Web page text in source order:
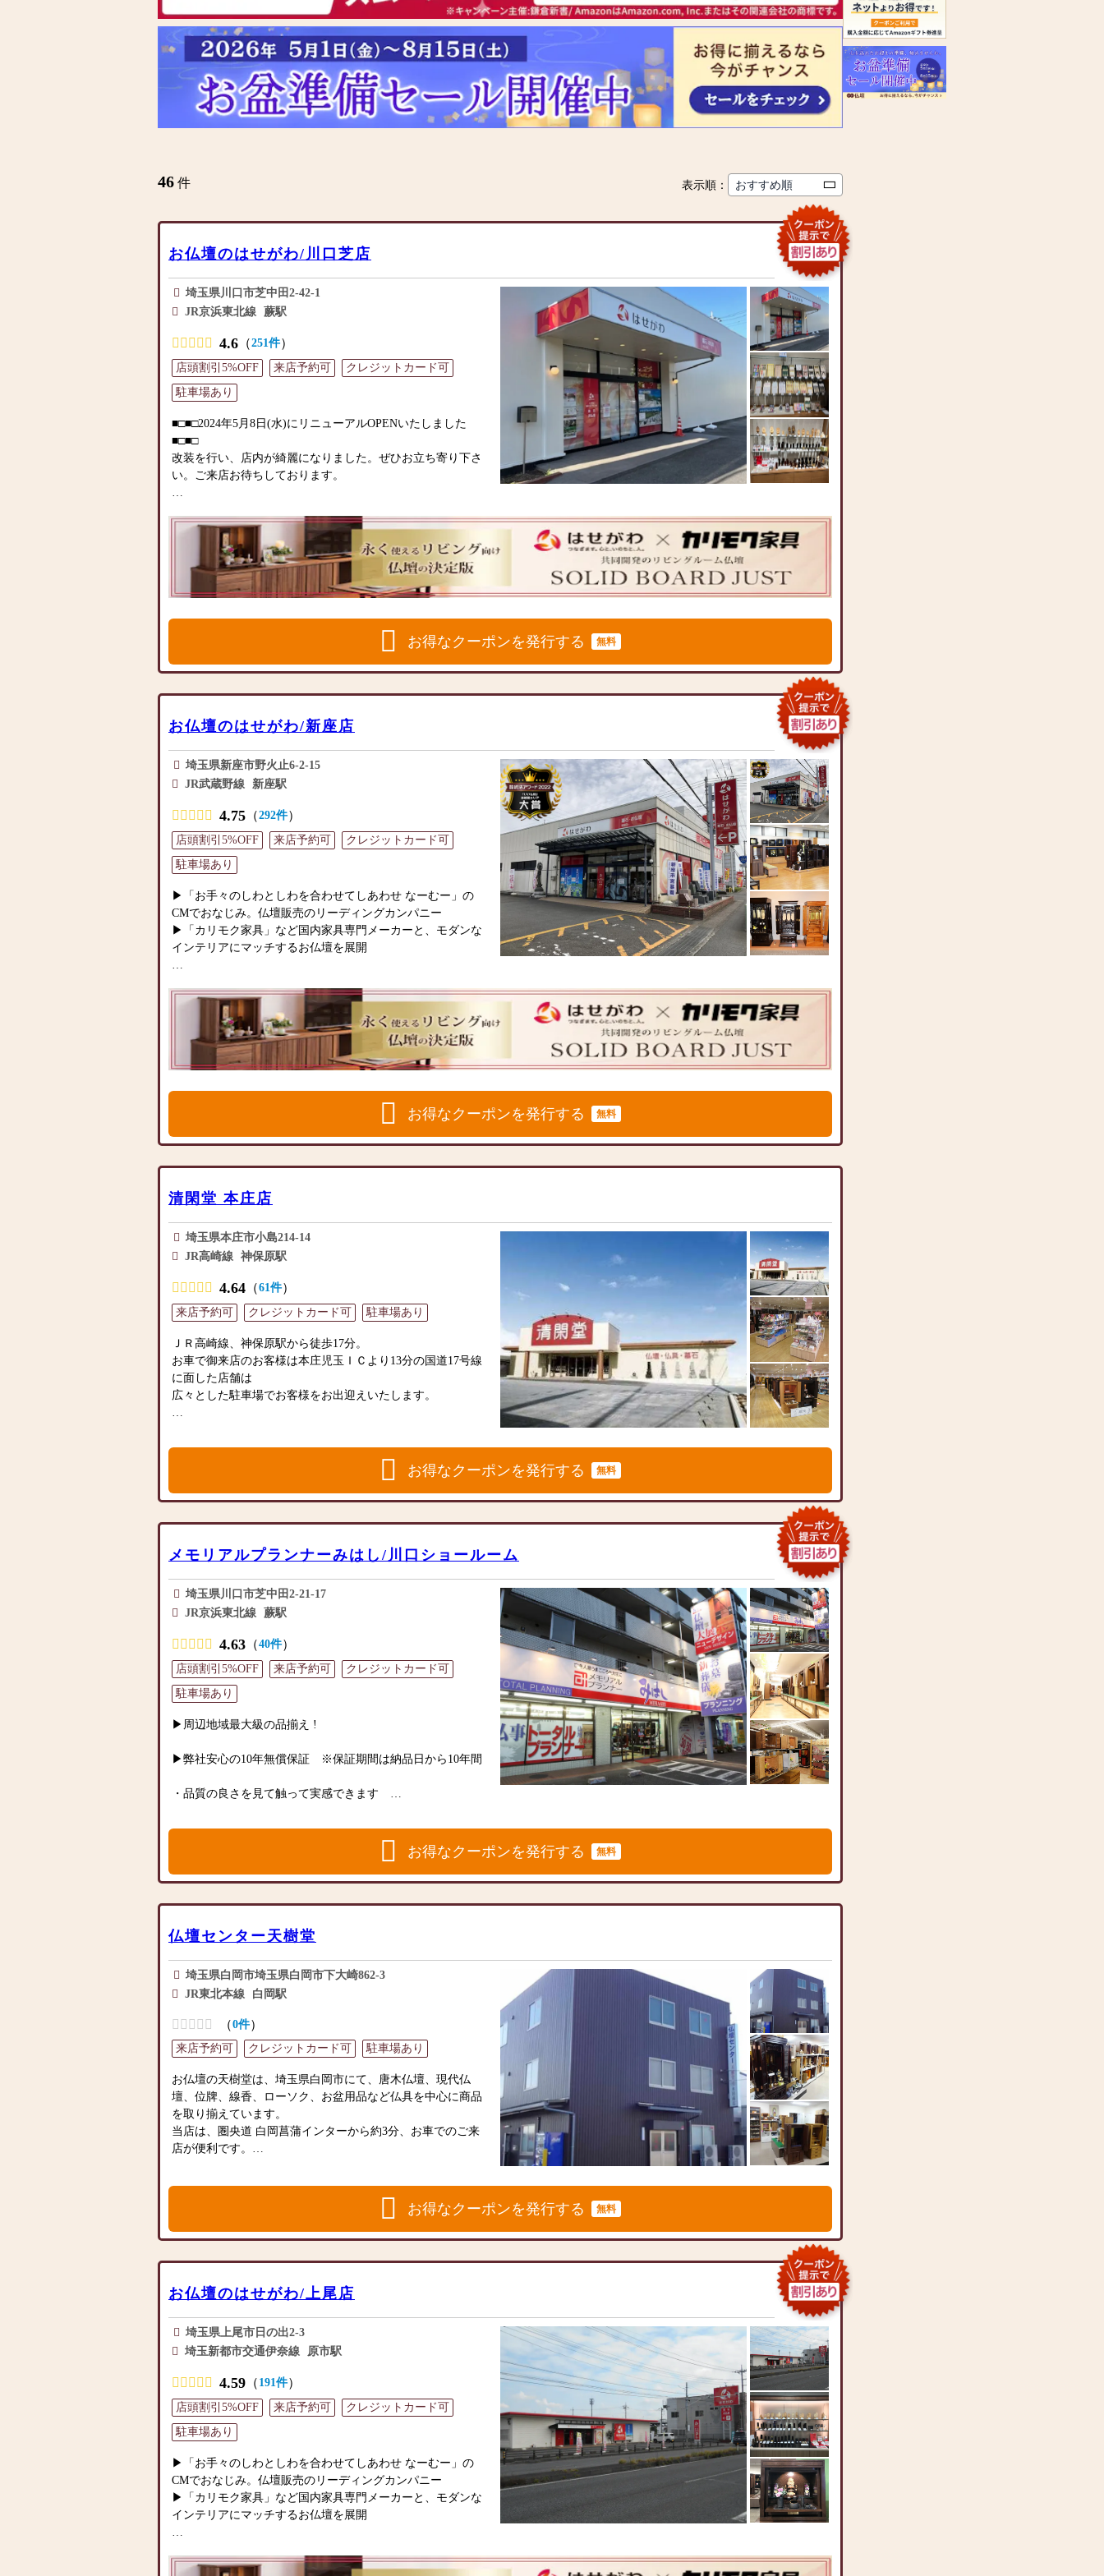
46 件 表示順：
お仏壇のはせがわ/川口芝店
埼玉県川口市芝中田2-42-1
JR京浜東北線
蕨駅
4.6 （251件）
店頭割引5%OFF 来店予約可
クレジットカード可
駐車場あり
■□■□2024年5月8日(水)にリニューアルOPENいたしました
■□■□
改装を行い、店内が綺麗になりました。ぜひお立ち寄り下さ
い。ご来店お待ちしております。
CMでおなじみ。仏壇販売のリーディングカンパニー
▶「カリモク家具」など国内家具専門メーカーと、モダンな
インテリアにマッチするお仏壇を展開
◆◆ お陰様で創業94年 ◆◆
業以来、親切・丁寧な説明と対応を心がけ、年間約25,000基
のお仏壇、約3,000基のお墓を納めています。「お仏壇のはせ
がわ」では、さまざまな供養（対話の場づくり）の形をご提
て、迷うことや、お困りのことなどございましたら、ぜひ、
お気軽にご相談ください。店内にはお仏壇・お仏具・お位
牌・お線香・お念珠等、豊富にご用意しております。1,000種
類以上の組み合わせの中からお客様に合ったお仏壇・お仏具
をご提案いたします。
お仏壇のはせがわは、日本を代表する家具メーカー「カリモ
ク家具」との協同開発で、現代の住宅にあったモダンなお仏
壇を作っています。他にも国内の家具専門メーカーと作り上
げたお仏壇コレクションがあり、祈る人と偲ぶ人をつなぐ新
しいカタチを提案します。
≪はせがわ店舗サービスのご案内≫
●仏壇・仏具・お墓・相続・遺品整理のご相談
●ご来店予約(ページ内の「来店予約ボタン」からお申込くだ
●お電話(ご相談や商品のご注文を承ります。お電話時に「い
い仏壇を見た」とお伝えください)
●訪問(はせがわの専門スタッフがご相談や商品ご購入のお手
続きを致します)
「仏壇や仏具をお探しでしたら、ぜひお仏壇のはせがわにお
越しください。当店は幅広い品揃えとリーズナブルな価格で
仏壇には様々な種類がございます。伝統的な木製の仏壇やモ
ダンなデザインの仏壇、またコンパクトなサイズの仏壇な
素材や彫刻、仏像の種類も豊富にご用意しておりますので、
さらに、仏具も充実しております。位牌や線香、ろうそくや
花立てなど、お仏壇のセットや個別のアイテムも豊富に揃え
ただけます。
当店の魅力は、品質と価格のバランスです。品質に妥協せ
ず、お求めやすい価格を実現しています。お客様に長くご利
用いただけるような耐久性のある商品を取り扱っております
ので、安心してお買い物をお楽しみいただけます。
また、スタッフ一同、お客様のご要望に丁寧にお応えいたし
ます。お仏壇や仏具に関するご質問やご相談にも親身にお答
お手伝いさせていただきます。ぜひ一度、当店にお越しくだ
さい。心地よい空間で、お仏壇や仏具をご覧いただけます。
スタッフ一同、心よりお待ちしております。」
お得なクーポンを発行する 無料
お仏壇のはせがわ/新座店
埼玉県新座市野火止6-2-15
JR武蔵野線
新座駅
4.75 （292件）
店頭割引5%OFF 来店予約可
クレジットカード可
駐車場あり
▶「お手々のしわとしわを合わせてしあわせ なーむー」の
CMでおなじみ。仏壇販売のリーディングカンパニー
▶「カリモク家具」など国内家具専門メーカーと、モダンな
インテリアにマッチするお仏壇を展開
国内130店舗以上のスケールメリットと東証上場の信頼。創
業以来、親切・丁寧な説明と対応を心がけ、年間約25,000基
のお仏壇、約3,000基のお墓を納めています。「お仏壇のはせ
がわ」では、さまざまな供養（対話の場づくり）の形をご提
案しております。ご自身、ご家族にあった供養の形につい
お気軽にご相談ください。店内にはお仏壇・お仏具・お位
牌・お線香・お念珠等、豊富にご用意しております。1,000種
類以上の組み合わせの中からお客様に合ったお仏壇・お仏具
≪「カリモク家具」との協同開発≫
お仏壇のはせがわは、日本を代表する家具メーカー「カリモ
ク家具」との協同開発で、現代の住宅にあったモダンなお仏
壇を作っています。他にも国内の家具専門メーカーと作り上
げたお仏壇コレクションがあり、祈る人と偲ぶ人をつなぐ新
≪はせがわ店舗サービスのご案内≫
●ご来店予約(ページ内の「来店予約ボタン」からお申込くだ
さい)
●お電話(ご相談や商品のご注文を承ります。お電話時に「い
い仏壇を見た」とお伝えください)
●訪問(はせがわの専門スタッフがご相談や商品ご購入のお手
「仏壇や仏具をお探しでしたら、ぜひお仏壇のはせがわにお
越しください。当店は幅広い品揃えとリーズナブルな価格で
ダンなデザインの仏壇、またコンパクトなサイズの仏壇な
素材や彫刻、仏像の種類も豊富にご用意しておりますので、
心からご供養いただける仏壇を見つけていただけます。
さらに、仏具も充実しております。位牌や線香、ろうそくや
花立てなど、お仏壇のセットや個別のアイテムも豊富に揃え
ております。お好みやご自宅のお仏壇に合わせて、お求めい
ただけます。
当店の魅力は、品質と価格のバランスです。品質に妥協せ
ず、お求めやすい価格を実現しています。お客様に長くご利
用いただけるような耐久性のある商品を取り扱っております
また、スタッフ一同、お客様のご要望に丁寧にお応えいたし
えし、最適なアドバイスをいたします。お客様のご満足度を
お仏壇のはせがわでは、お客様の大切なご供養に寄り添い、
お手伝いさせていただきます。ぜひ一度、当店にお越しくだ
さい。心地よい空間で、お仏壇や仏具をご覧いただけます。
スタッフ一同、心よりお待ちしております。」
お得なクーポンを発行する 無料
清閑堂 本庄店
埼玉県本庄市小島214-14
JR高崎線
神保原駅
4.64 （61件）
来店予約可 クレジットカード可 駐車場あり
ＪＲ高崎線、神保原駅から徒歩17分。
お車で御来店のお客様は本庄児玉ＩＣより13分の国道17号線
に面した店舗は
広々とした駐車場でお客様をお出迎えいたします。
ゆったりとした落ち着きのある店内には伝統型から最新のモ
ダン仏壇まで様々な種類を取り揃えております。
また、屋外の墓石展示場では、常に最新のデザイン墓石を展
供いたします。
その他にもお位牌や小物の他、
近年人気の手元供養や大切な家族の一員であるペット専門の
供養用品も多数取り揃えております。
また墓地をお探しのお客様には寺院墓地から自由霊園まで
様々な墓地をご案内しております。
まずはお下見だけでも結構です。
クーポンを発行のうえ、お気軽にご来店くださいませ。
従業員スタッフ一同こころよりお待ちしております。
お得なクーポンを発行する 無料
メモリアルプランナーみはし/川口ショールーム
埼玉県川口市芝中田2-21-17
JR京浜東北線
蕨駅
4.63 （40件）
店頭割引5%OFF 来店予約可
クレジットカード可
駐車場あり
▶周辺地域最大級の品揃え !
▶弊社安心の10年無償保証 ※保証期間は納品日から10年間
・品質の良さを見て触って実感できます
・工場直販による高品質・低価格を実現
・ミニ仏壇～モダン仏壇～工芸仏壇まで多種多様の品揃え
・店頭に専用駐車場完備
伝統工芸品のお仏壇をはじめ、近年人気のお洒落なモダン仏
壇（家具調仏壇）や和室・リビングどちらでも設置できる和
モダン仏壇、神棚や神徒壇まで常時２００台程展示してお
り、豊富な品揃えの大型ショールームです。
「メモリアルプランナーみはし」では、経験豊富な仏壇アド
バイザーが多数在籍。お客様のニーズに合ったお仏壇がお選
～近隣のお客様には無料送迎もやっておりますので、お気軽
にご連絡ください～
＝＝ お仏壇購入特典♪みはしの安心サービス ＝＝
2．配送料無料、設置、飾りつけまで無料
プロによる無料配送設置サービス！飾りつけや使用方法も丁
3．便利な「お仏壇お手入れセット」をプレゼント（￥1,090
相当）
5．新盆をお迎えになる方は、新盆用提灯を無料贈呈
6．次回来店時から、店内商品 ５％OFF
7．ご葬儀料金 最大７万円 割引きでご利用可能
＼仏事のことなら／なんでも相談会 実施中♪
弊社ではお仏壇はもちろんご葬儀、墓所墓石、ご法要まで一
貫したプランニングをしておりますので、大切な方のご供
仏事に関するお悩みなどございましたらお気軽にご相談くだ
さいませ。窓口ひとつで後継者の方にもご安心いただけま
す。
●当店では以下の新型コロナウイルス対策を実施しておりま
・店舗に消毒液の設置
お得なクーポンを発行する 無料
仏壇センター天樹堂
埼玉県白岡市埼玉県白岡市下大崎862-3
JR東北本線
白岡駅
（0件）
来店予約可 クレジットカード可 駐車場あり
お仏壇の天樹堂は、埼玉県白岡市にて、唐木仏壇、現代仏
壇、位牌、線香、ローソク、お盆用品など仏具を中心に商品
を取り揃えています。
当店は、圏央道 白岡菖蒲インターから約3分、お車でのご来
店が便利です。
お得なクーポンを発行する 無料
お仏壇のはせがわ/上尾店
埼玉県上尾市日の出2-3
埼玉新都市交通伊奈線
原市駅
4.59 （ 191件）
店頭割引5%OFF 来店予約可
クレジットカード可
駐車場あり
▶「お手々のしわとしわを合わせてしあわせ なーむー」の
CMでおなじみ。仏壇販売のリーディングカンパニー
▶「カリモク家具」など国内家具専門メーカーと、モダンな
インテリアにマッチするお仏壇を展開
国内130店舗以上のスケールメリットと東証上場の信頼。創